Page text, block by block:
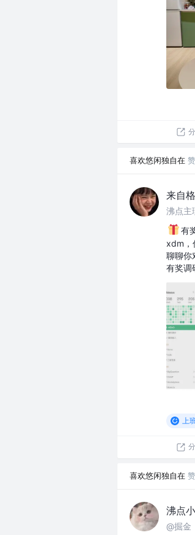
喜欢悠闲独自在
来自
沸点主
有
xdm，
聊聊你
有奖调
上
喜欢悠闲独自在
沸点
@掘金